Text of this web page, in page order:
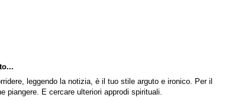
leggendo la notizia, è il tuo stile arguto e ironico. Per il
piangere. E cercare ulteriori approdi spirituali.